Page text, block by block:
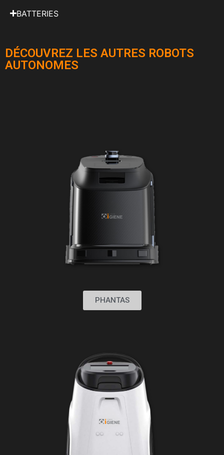
BATTERIES
DÉCOUVREZ LES AUTRES ROBOTS
AUTONOMES
PHANTAS